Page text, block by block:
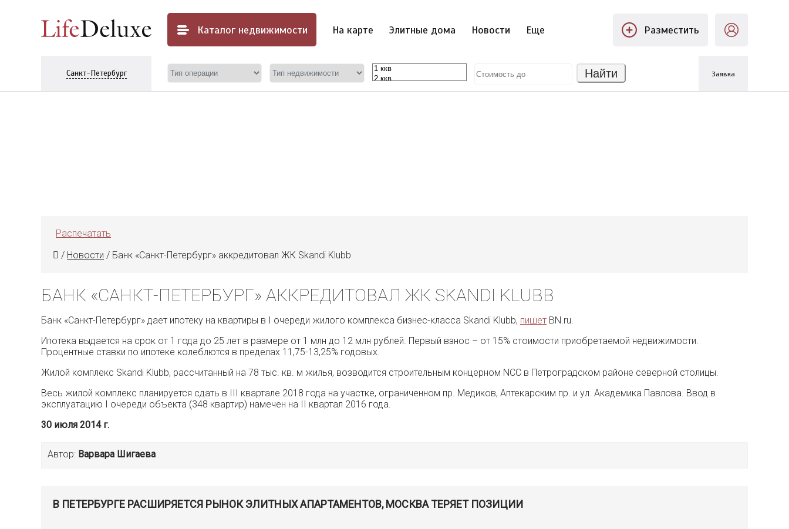
Каталог недвижимости На карте Элитные дома Новости Еще Разместить
Санкт-Петербург Найти Заявка
Распечатать
/ Новости / Банк «Санкт-Петербург» аккредитовал ЖК Skandi Klubb
БАНК «САНКТ-ПЕТЕРБУРГ» АККРЕДИТОВАЛ ЖК SKANDI KLUBB
Банк «Санкт-Петербург» дает ипотеку на квартиры в I очереди жилого комплекса бизнес-класса Skandi Klubb, пишет BN.ru.
Ипотека выдается на срок от 1 года до 25 лет в размере от 1 млн до 12 млн рублей. Первый взнос – от 15% стоимости приобретаемой недвижимости.
Процентные ставки по ипотеке колеблются в пределах 11,75-13,25% годовых.
Жилой комплекс Skandi Klubb, рассчитанный на 78 тыс. кв. м жилья, возводится строительным концерном NCC в Петроградском районе северной столицы.
Весь жилой комплекс планируется сдать в III квартале 2018 года на участке, ограниченном пр. Медиков, Аптекарским пр. и ул. Академика Павлова. Ввод в
эксплуатацию I очереди объекта (348 квартир) намечен на II квартал 2016 года.
30 июля 2014 г.
Автор: Варвара Шигаева
В ПЕТЕРБУРГЕ РАСШИРЯЕТСЯ РЫНОК ЭЛИТНЫХ АПАРТАМЕНТОВ, МОСКВА ТЕРЯЕТ ПОЗИЦИИ